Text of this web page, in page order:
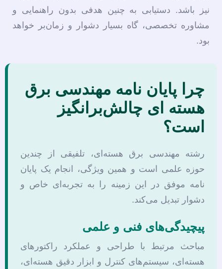
نیز باشد. دستیابی به چنین هدفی بدون راهنمایی و
مشاوره تخصصی، گاه بسیار دشوار و زمان‌بر خواهد
بود.
چرا پایان نامه مهندسی برق
هسته ای چالش‌برانگیز
است؟
رشته مهندسی برق هسته‌ای، تلفیقی از چندین
حوزه علمی است و همین ویژگی، انجام یک پایان
نامه موفق در این زمینه را به تجربه‌ای خاص و
دشوار تبدیل می‌کند.
پیچیدگی‌های فنی و علمی
مباحث مرتبط با طراحی و عملکرد راکتورهای
هسته‌ای، سیستم‌های کنترل و ابزار دقیق هسته‌ای،